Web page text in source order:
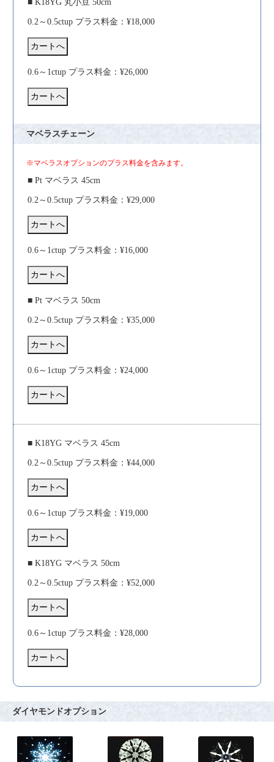
■ K18YG 丸小豆 50cm
0.2～0.5ctup プラス料金：¥18,000
0.6～1ctup プラス料金：¥26,000
マベラスチェーン
※マベラスオプションのプラス料金を含みます。
■ Pt マベラス 45cm
0.2～0.5ctup プラス料金：¥29,000
0.6～1ctup プラス料金：¥16,000
■ Pt マベラス 50cm
0.2～0.5ctup プラス料金：¥35,000
0.6～1ctup プラス料金：¥24,000
■ K18YG マベラス 45cm
0.2～0.5ctup プラス料金：¥44,000
0.6～1ctup プラス料金：¥19,000
■ K18YG マベラス 50cm
0.2～0.5ctup プラス料金：¥52,000
0.6～1ctup プラス料金：¥28,000
ダイヤモンドオプション